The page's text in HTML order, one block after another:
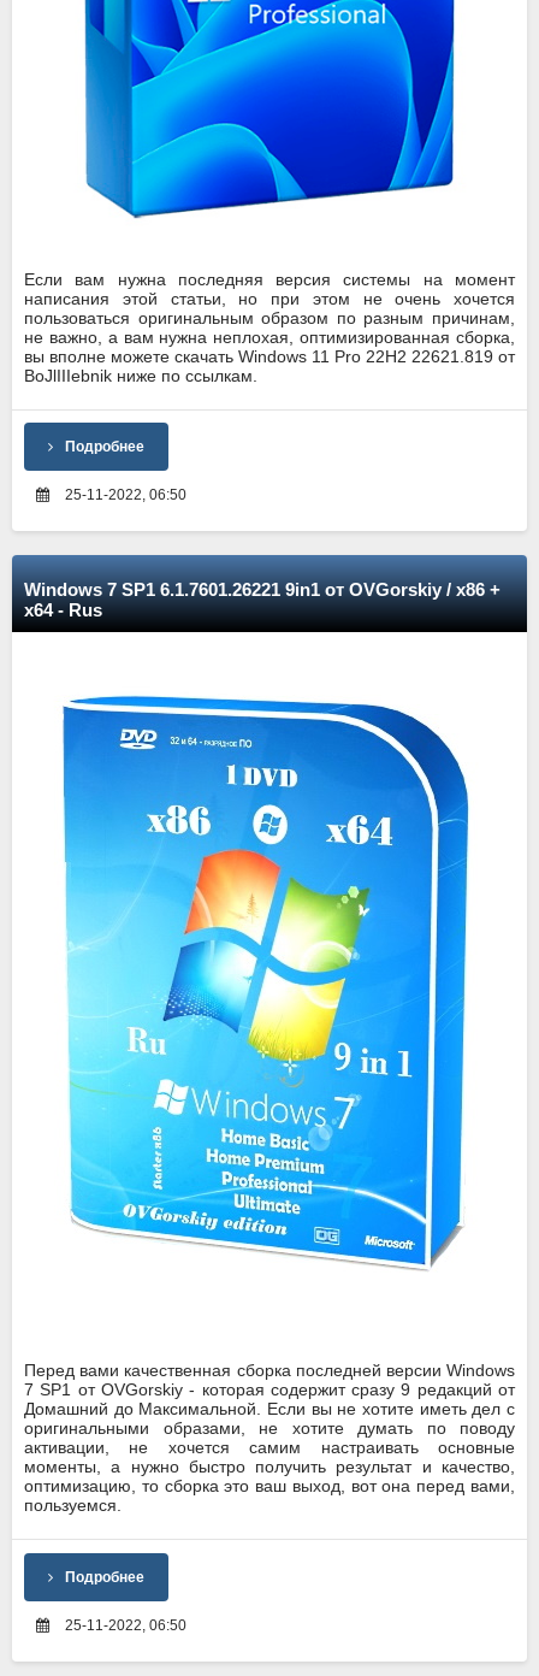
Если вам нужна последняя версия системы на момент
написания этой статьи, но при этом не очень хочется
пользоваться оригинальным образом по разным причинам,
не важно, а вам нужна неплохая, оптимизированная сборка,
вы вполне можете скачать Windows 11 Pro 22H2 22621.819 от
BoJlIIIebnik ниже по ссылкам.
Подробнее
25-11-2022, 06:50
Windows 7 SP1 6.1.7601.26221 9in1 от OVGorskiy / x86 +
x64 - Rus
Перед вами качественная сборка последней версии Windows
7 SP1 от OVGorskiy - которая содержит сразу 9 редакций от
Домашний до Максимальной. Если вы не хотите иметь дел с
оригинальными образами, не хотите думать по поводу
активации, не хочется самим настраивать основные
моменты, а нужно быстро получить результат и качество,
оптимизацию, то сборка это ваш выход, вот она перед вами,
пользуемся.
Подробнее
25-11-2022, 06:50